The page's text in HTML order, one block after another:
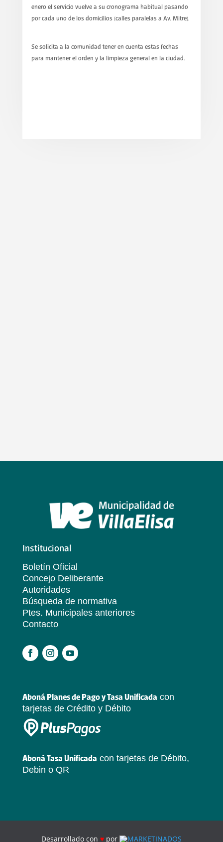
enero el servicio vuelve a su cronograma habitual pasando
por cada uno de los domicilios (calles paralelas a Av. Mitre).
Se solicita a la comunidad tener en cuenta estas fechas
para mantener el orden y la limpieza general en la ciudad.
Institucional
Boletín Oficial
Concejo Deliberante
Autoridades
Búsqueda de normativa
Ptes. Municipales anteriores
Contacto
Aboná Planes de Pago y Tasa Unificada con
tarjetas de Crédito y Débito
Aboná Tasa Unificada con tarjetas de Débito,
Debin o QR
Desarrollado con ♥ por